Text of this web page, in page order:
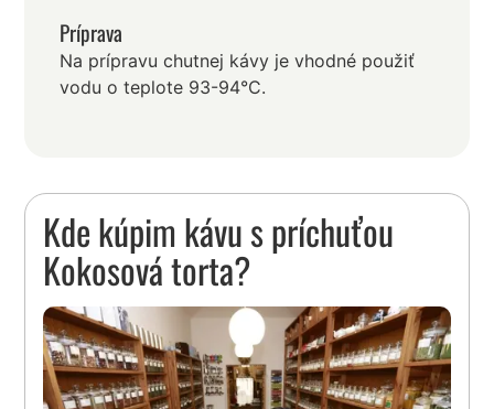
Príprava
Na prípravu chutnej kávy je vhodné použiť
vodu o teplote 93-94°C.
Kde kúpim kávu s príchuťou
Kokosová torta?